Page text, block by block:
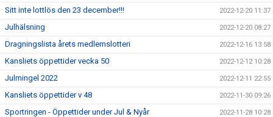
Sitt inte lottlös den 23 december!!! 2022-12-20 11:37
Julhälsning 2022-12-20 08:27
Dragningslista årets medlemslotteri 2022-12-16 13:58
Kansliets öppettider vecka 50 2022-12-12 10:28
Julmingel 2022 2022-12-11 22:55
Kansliets öppettider v 48 2022-11-30 09:26
Sportringen - Öppettider under Jul & Nyår 2022-11-28 10:28